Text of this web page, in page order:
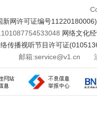
网许可证编号11220180006)
网络文化
传播视听节目许可证
邮箱:service@v1.cn